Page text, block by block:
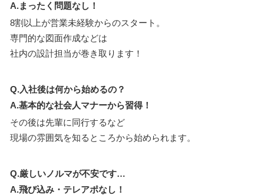
A.まったく問題なし！
8割以上が営業未経験からのスタート。
専門的な図面作成などは
社内の設計担当が巻き取ります！
Q.入社後は何から始めるの？
A.基本的な社会人マナーから習得！
その後は先輩に同行するなど
現場の雰囲気を知るところから始められます。
Q.厳しいノルマが不安です…
A.飛び込み・テレアポなし！